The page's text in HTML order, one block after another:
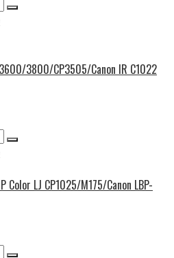
3600/3800/CP3505/Canon IR C1022
LJ CP1025/M175/Canon LBP-